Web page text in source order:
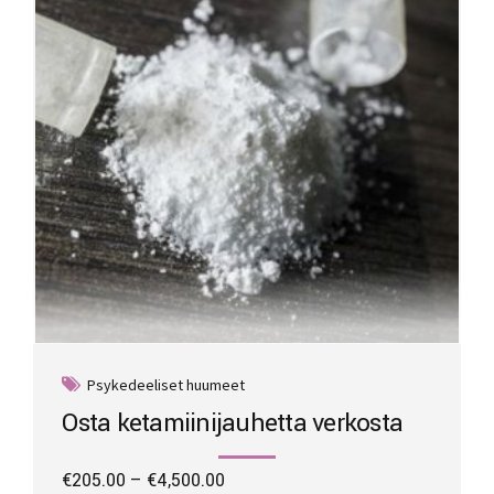
be
chosen
the
product
page
Psykedeeliset huumeet
Osta ketamiinijauhetta verkosta
€205.00 – €4,500.00